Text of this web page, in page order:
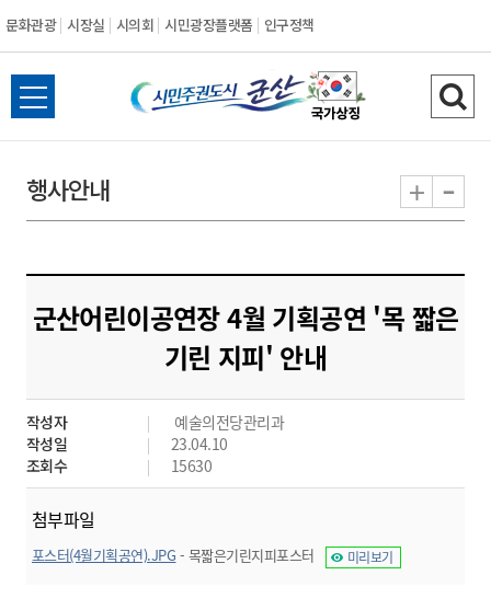
문화관광 시장실 시의회 시민광장플랫폼 인구정책
시
민
도
시
군
산
전
체
뉴
열
검
색
기
행사안내 + -
군산어린이공연장 4월 기획공연 '목 짧은
기린 지피' 안내
작성자
예술의전당관리과
작성일
23.04.10
조회수
15630
첨부파일
포스터(4월기획공연).JPG - 목짧은기린지피포스터 미리보기